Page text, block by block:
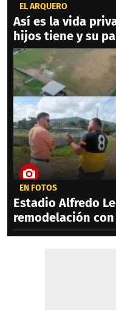
EL ARQUERO
Así es la vida
hijos tiene y su
EN FOTOS
Estadio Alfredo
remodelación